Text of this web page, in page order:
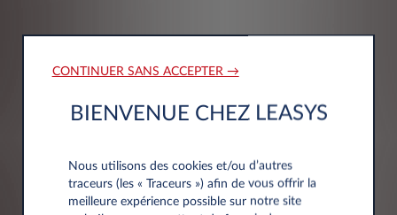
Nom*
CONTINUER SANS ACCEPTER →
BIENVENUE CHEZ LEASYS
Nous utilisons des cookies et/ou d’autres
traceurs (les « Traceurs ») afin de vous offrir la
meilleure expérience possible sur notre site